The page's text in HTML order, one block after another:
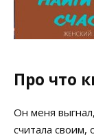
Про что
Он меня
считала своим,